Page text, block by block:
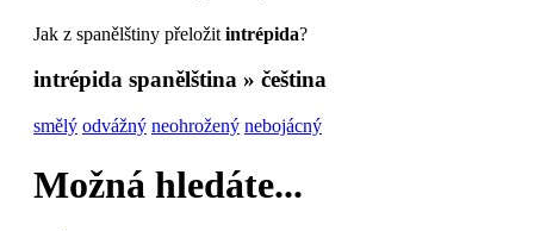
Jak z spanělštiny přeložit intrépida?
intrépida spanělština » čeština
smělý odvážný neohrožený nebojácný
Možná hledáte...